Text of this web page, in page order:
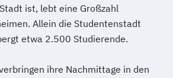
ist, lebt eine Großzahl
Allein die Studentenstadt
etwa 2.500 Studierende.
ihre Nachmittage in den